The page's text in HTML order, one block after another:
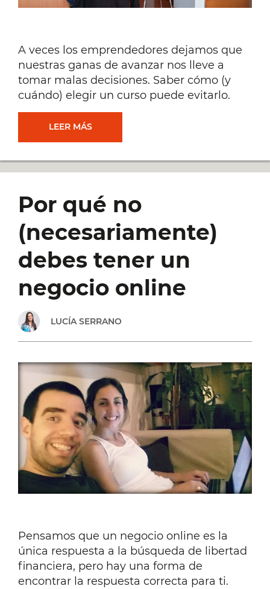
A veces los emprendedores dejamos que
nuestras ganas de avanzar nos lleve a
tomar malas decisiones. Saber cómo (y
cuándo) elegir un curso puede evitarlo.
LEER MÁSCÓMO
CURSOS
Por qué no
(necesariamente)
debes tener un
negocio online
LUCÍA SERRANO
Pensamos que un negocio online es la
única respuesta a la búsqueda de libertad
financiera, pero hay una forma de
encontrar la respuesta correcta para ti.